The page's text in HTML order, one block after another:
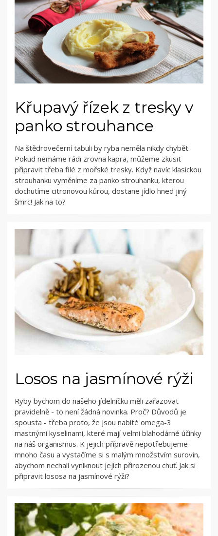
Křupavý řízek z tresky v
panko strouhance
Na štědrovečerní tabuli by ryba neměla nikdy chybět.
Pokud nemáme rádi zrovna kapra, můžeme zkusit
připravit třeba filé z mořské tresky. Když navíc klasickou
strouhanku vyměníme za panko strouhanku, kterou
dochutíme citronovou kůrou, dostane jídlo hned jiný
šmrc! Jak na to?
Losos na jasmínové rýži
Ryby bychom do našeho jídelníčku měli zařazovat
pravidelně - to není žádná novinka. Proč? Důvodů je
spousta - třeba proto, že jsou nabité omega-3
mastnými kyselinami, které mají velmi blahodárné účinky
na náš organismus. K jejich přípravě nepotřebujeme
mnoho času a vystačíme si s malým množstvím surovin,
abychom nechali vyniknout jejich přirozenou chuť. Jak si
připravit lososa na jasmínové rýži?